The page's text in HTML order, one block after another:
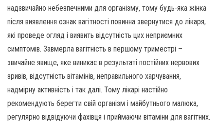
надзвичайно небезпечними для організму, тому будь-яка жінка
після виявлення ознак вагітності повинна звернутися до лікаря,
які проведе огляд і виявить відсутність цих неприємних
симптомів. Завмерла вагітність в першому триместрі –
звичайне явище, яке виникає в результаті постійних нервових
зривів, відсутність вітамінів, неправильного харчування,
надмірну активність і так далі. Тому лікарі настійно
рекомендують берегти свій організм і майбутнього малюка,
регулярно відвідуючи фахівця і приймаючи вітаміни для вагітних.